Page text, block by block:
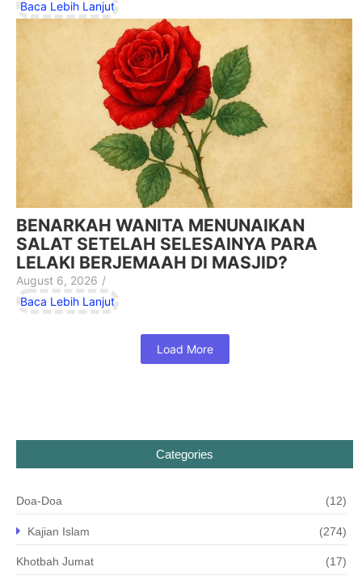
Baca Lebih Lanjut
BENARKAH WANITA MENUNAIKAN
SALAT SETELAH SELESAINYA PARA
LELAKI BERJEMAAH DI MASJID?
August 6, 2026 /
Baca Lebih Lanjut
Load More
Categories
Doa-Doa (12)
Kajian Islam (274)
Khotbah Jumat (17)